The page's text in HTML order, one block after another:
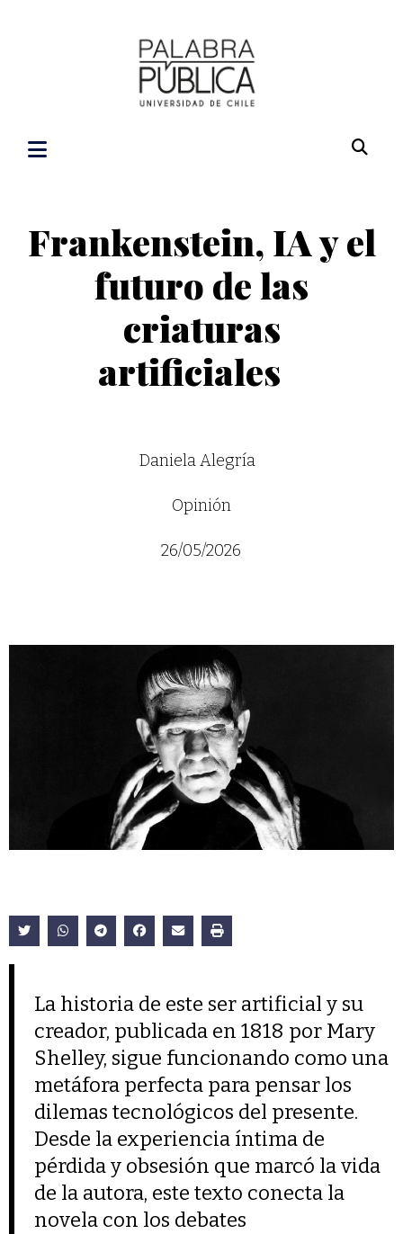
Frankenstein, IA y el
futuro de las
criaturas
artificiales
Daniela Alegría
Opinión
26/05/2026
La historia de este ser artificial y su
creador, publicada en 1818 por Mary
Shelley, sigue funcionando como una
metáfora perfecta para pensar los
dilemas tecnológicos del presente.
Desde la experiencia íntima de
pérdida y obsesión que marcó la vida
de la autora, este texto conecta la
novela con los debates